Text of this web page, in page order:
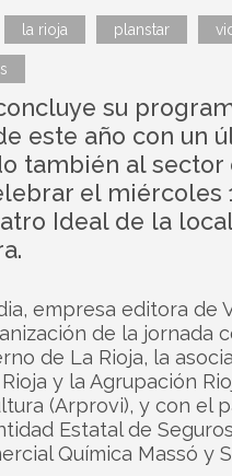
la rioja planstar
su
este año con un
también al sector
el miércoles
Ideal de la
empresa editora de
de la jornada
de La Rioja, la
y la Agrupación
(Arprovi), y con el
Estatal de
Química Massó y